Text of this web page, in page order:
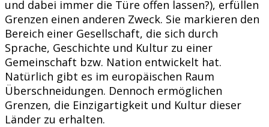
und dabei immer die Türe offen lassen?), erfüllen
Grenzen einen anderen Zweck. Sie markieren den
Bereich einer Gesellschaft, die sich durch
Sprache, Geschichte und Kultur zu einer
Gemeinschaft bzw. Nation entwickelt hat.
Natürlich gibt es im europäischen Raum
Überschneidungen. Dennoch ermöglichen
Grenzen, die Einzigartigkeit und Kultur dieser
Länder zu erhalten.